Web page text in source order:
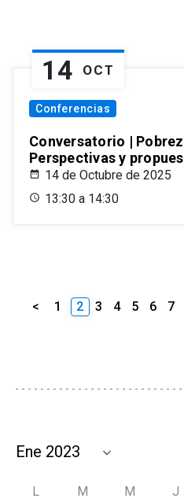
14 OCT
Conferencias
Conversatorio |
Perspectivas y
14 de Octubre de 2025
13:30 a 14:30
< 1 2 3 4 5 6 7
L M M J